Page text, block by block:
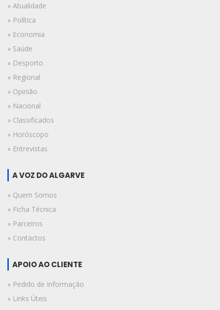
» Atualidade
» Política
» Economia
» Saúde
» Desporto
» Regional
» Opinião
» Nacional
» Classificados
» Horóscopo
» Entrevistas
A VOZ DO ALGARVE
» Quem Somos
» Ficha Técnica
» Parceiros
» Contactos
APOIO AO CLIENTE
» Pedido de Informação
» Links Úteis